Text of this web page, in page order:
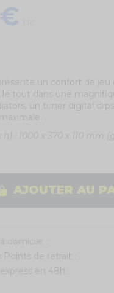
un confort de
le tout dans une
un tuner digital
: 1000 x 370 x 110 mm
AJOUTER AU
domicile :
de retrait :
en 48h :